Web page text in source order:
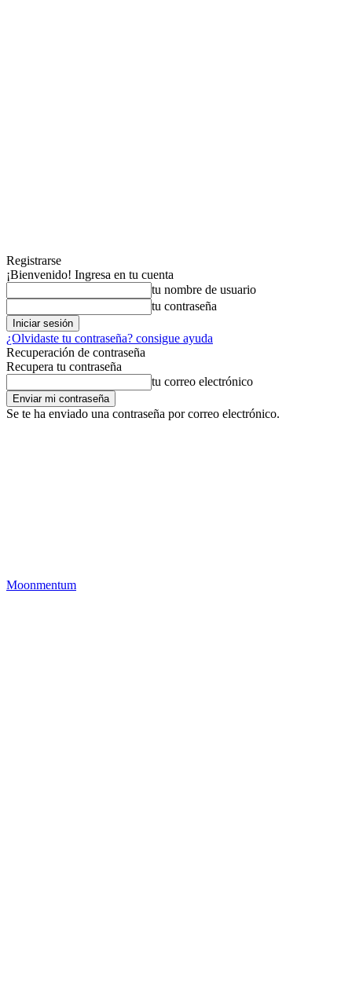
Registrarse
¡Bienvenido! Ingresa en tu cuenta
tu nombre de usuario
tu contraseña
¿Olvidaste tu contraseña? consigue ayuda
Recuperación de contraseña
Recupera tu contraseña
tu correo electrónico
Se te ha enviado una contraseña por correo electrónico.
Moonmentum